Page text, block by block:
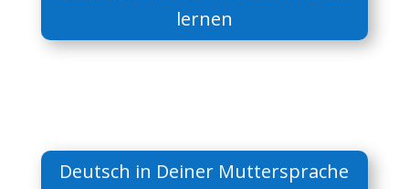
lernen
Deutsch in Deiner Muttersprache